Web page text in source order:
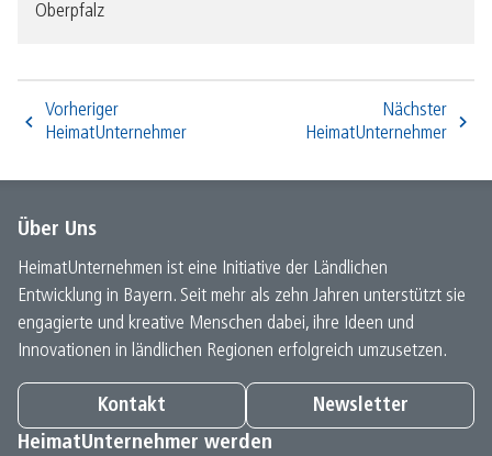
Oberpfalz
Vorheriger
HeimatUnternehmer
Nächster
HeimatUnternehmer
Über Uns
HeimatUnternehmen ist eine Initiative der Ländlichen
Entwicklung in Bayern. Seit mehr als zehn Jahren unterstützt sie
engagierte und kreative Menschen dabei, ihre Ideen und
Innovationen in ländlichen Regionen erfolgreich umzusetzen.
Kontakt
Newsletter
HeimatUnternehmer werden